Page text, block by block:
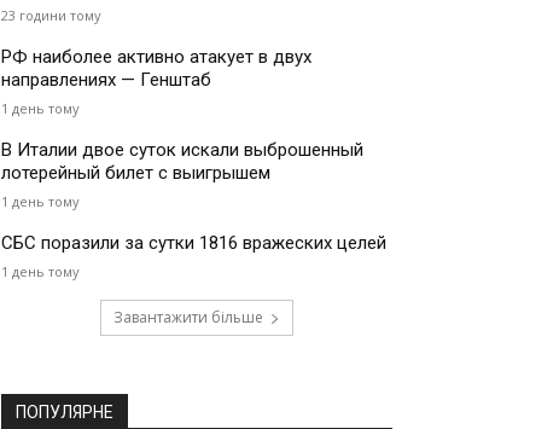
23 години тому
РФ наиболее активно атакует в двух
направлениях — Генштаб
1 день тому
В Италии двое суток искали выброшенный
лотерейный билет с выигрышем
1 день тому
СБС поразили за сутки 1816 вражеских целей
1 день тому
Завантажити більше
ПОПУЛЯРНЕ